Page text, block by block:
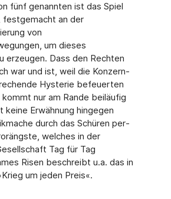
fünf genannten ist das Spiel
festgemacht an der
von
um dieses
erzeugen. Dass den Rechten
war und ist, weil die Konzern­
Hysterie befeuerten
nur am Rande beiläufig
keine Erwähnung hingegen
durch das Schüren per­
welches in der
Tag für Tag
Risen beschreibt u.a. das in
um jeden Preis«.